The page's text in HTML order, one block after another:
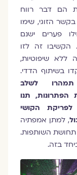
הם דבר רווח
הזוגי, שימו
פערים ישנם
הקשיבו זה לזו
ללא שיפוטיות,
בשיתוף הדדי.
לשלב
הפתרונות, תנו
הקושי
, למתן אמפתיה
תחושת השותפות.
בזה.